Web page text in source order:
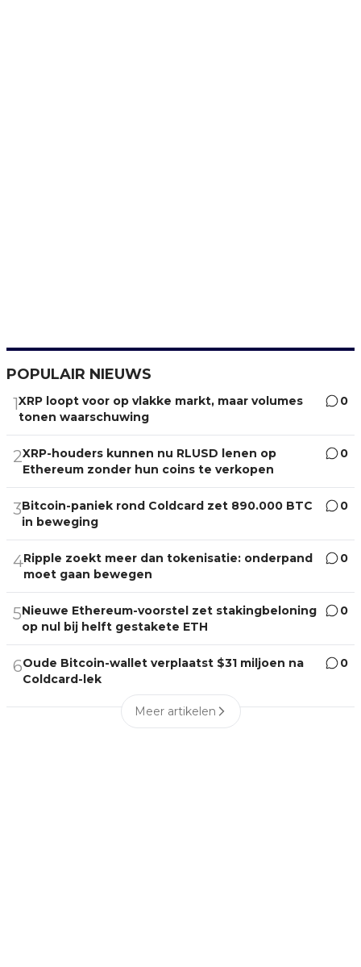
POPULAIR NIEUWS
1XRP loopt voor op vlakke markt, maar volumes
tonen waarschuwing
0
2XRP-houders kunnen nu RLUSD lenen op
Ethereum zonder hun coins te verkopen
0
3Bitcoin-paniek rond Coldcard zet 890.000 BTC
in beweging
0
4Ripple zoekt meer dan tokenisatie: onderpand
moet gaan bewegen
0
5Nieuwe Ethereum-voorstel zet stakingbeloning
op nul bij helft gestakete ETH
0
6Oude Bitcoin-wallet verplaatst $31 miljoen na
Coldcard-lek
0
Meer artikelen